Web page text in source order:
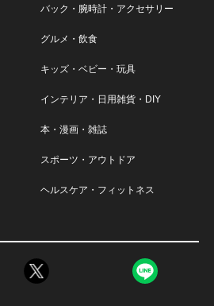
バック・腕時計・アクセサリー
グルメ・飲食
キッズ・ベビー・玩具
インテリア・日用雑貨・DIY
本・漫画・雑誌
スポーツ・アウトドア
ヘルスケア・フィットネス